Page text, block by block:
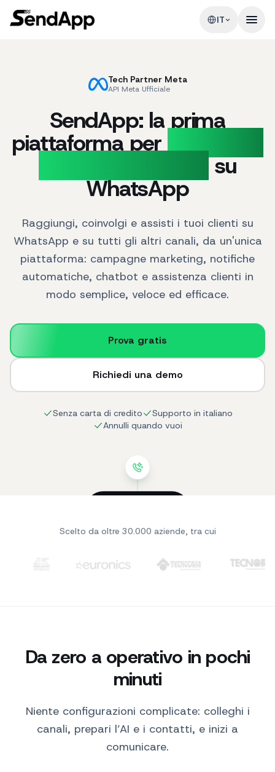
IT
Tech Partner Meta
API Meta Ufficiale
SendApp: la prima
piattaforma per Marketing
su
WhatsApp
Raggiungi, coinvolgi e assisti i tuoi clienti su
WhatsApp e su tutti gli altri canali, da un'unica
piattaforma: campagne marketing, notifiche
automatiche, chatbot e assistenza clienti in
modo semplice, veloce ed efficace.
Prova gratis
Richiedi una demo
Senza carta di credito
Supporto in italiano
Annulli quando vuoi
10:30
10:31
SendApp AI
Scelto da oltre 30.000 aziende, tra cui
Clienti: TIM, WindTre, Generali, Euronics, Tecnocasa,
Da zero a operativo in pochi
minuti
Niente configurazioni complicate: colleghi i
canali, prepari l’AI e i contatti, e inizi a
comunicare.